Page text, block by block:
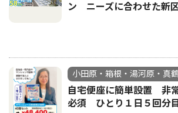
ン ニーズに合わせた新
小田原・箱根・湯河原・真
自宅便座に簡単設置 非
必須 ひとり１日５回分